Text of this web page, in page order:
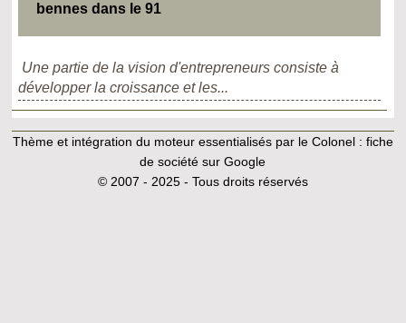
bennes dans le 91
Une partie de la vision d'entrepreneurs consiste à
développer la croissance et les...
Thème et intégration du moteur essentialisés par le Colonel : fiche
de société sur Google
© 2007 - 2025 - Tous droits réservés